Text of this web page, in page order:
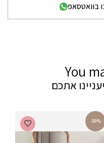
בוואטסאפ
You
אתכם
-30%